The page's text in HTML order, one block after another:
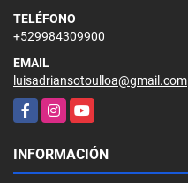
TELÉFONO
+529984309900
EMAIL
luisadriansotoulloa@gmail.com
FacebookInstagramYouTube
INFORMACIÓN